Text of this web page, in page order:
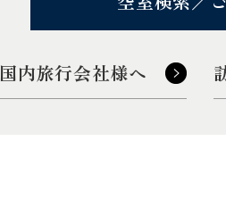
国内旅行会社様へ